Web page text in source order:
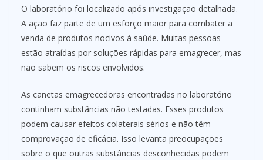
O laboratório foi localizado após investigação detalhada.
A ação faz parte de um esforço maior para combater a
venda de produtos nocivos à saúde. Muitas pessoas
estão atraídas por soluções rápidas para emagrecer, mas
não sabem os riscos envolvidos.
As canetas emagrecedoras encontradas no laboratório
continham substâncias não testadas. Esses produtos
podem causar efeitos colaterais sérios e não têm
comprovação de eficácia. Isso levanta preocupações
sobre o que outras substâncias desconhecidas podem